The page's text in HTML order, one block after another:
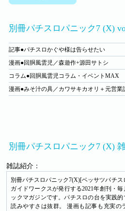
別冊パチスロパニック7 (X)
記事●パチスロかぐや様は告らせたい
漫画●回胴風雲児／森遊作+源田サトシ
コラム●回胴風雲児コラム・イベントMAX
漫画●みそ汁の具／カワサキカオリ＋元営業
別冊パチスロパニック7 (X)
雑誌紹介：
別冊パチスロパニック7(X)[ベッサツパチ
ガイドワークスが発行する2021年創刊・
ックマガジンです。パチスロの台を実践的
読みやすさは抜群。 漫画も記事も充実の